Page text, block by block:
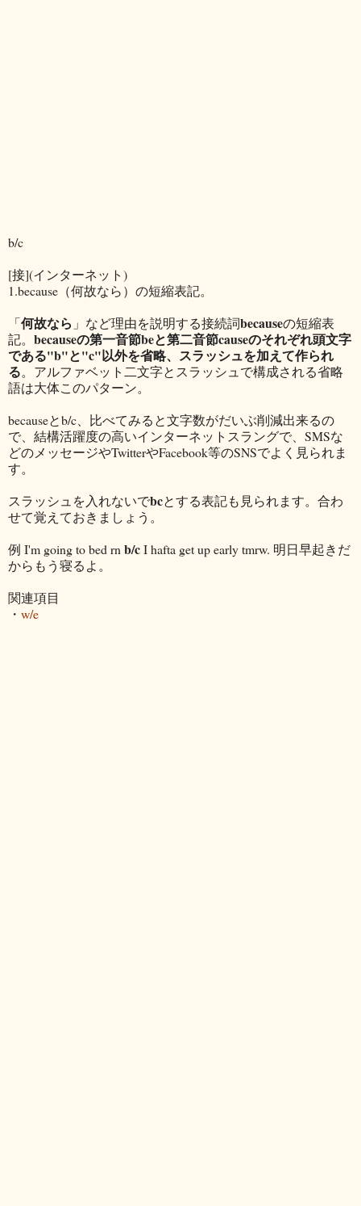
b/c
[接](インターネット)
1.because（何故なら）の短縮表記。
「何故なら 」など理由を説明する接続詞becauseの短縮表
記。 becauseの第一音節beと第二音節causeのそれぞれ頭文字
である"b"と"c"以外を省略、スラッシュを加えて作られ
る。アルファベット二文字とスラッシュで構成される省略
語は大体このパターン。
becauseとb/c、比べてみると文字数がだいぶ削減出来るの
で、結構活躍度の高いインターネットスラングで、SMSな
どのメッセージやTwitterやFacebook等のSNSでよく見られま
す。
スラッシュを入れないでbcとする表記も見られます。合わ
せて覚えておきましょう。
例 I'm going to bed rn b/cI hafta get up early tmrw. 明日早起きだ
からもう寝るよ。
関連項目
・ w/e